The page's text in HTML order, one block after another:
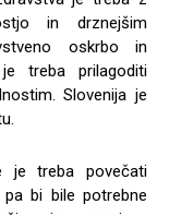
in drznejšim
oskrbo in
treba prilagoditi
Slovenija je
je treba povečati
bi bile potrebne